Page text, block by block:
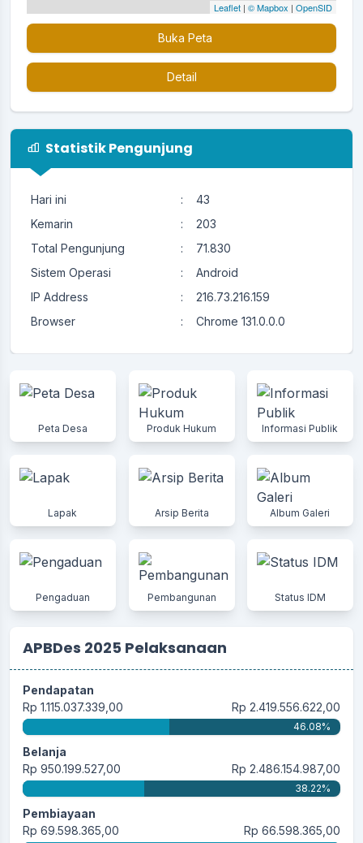
Leaflet | © Mapbox | OpenSID
Buka Peta
Detail
Statistik Pengunjung
Hari ini :
43
Kemarin
:
203
Total Pengunjung
:
71.830
Sistem Operasi
:
Android
IP Address
:
216.73.216.159
Browser
: Chrome 131.0.0.0
Peta Desa Produk Hukum Informasi Publik
Lapak Arsip Berita Album Galeri
Pengaduan Pembangunan Status IDM
APBDes 2025 Pelaksanaan
Pendapatan
Rp 1.115.037.339,00
Rp 2.419.556.622,00
46.08%
Belanja
Rp 950.199.527,00
Rp 2.486.154.987,00
38.22%
Pembiayaan
Rp 69.598.365,00
Rp 66.598.365,00